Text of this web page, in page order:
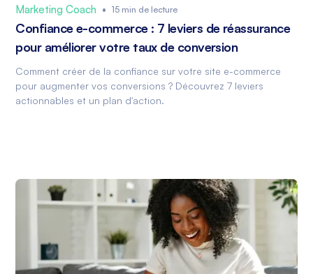
Marketing Coach • 15 min de lecture
Confiance e-commerce : 7 leviers de réassurance
pour améliorer votre taux de conversion
Comment créer de la confiance sur votre site e-commerce
pour augmenter vos conversions ? Découvrez 7 leviers
actionnables et un plan d'action.